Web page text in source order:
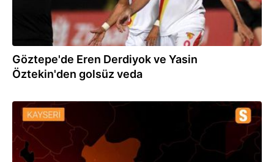
Göztepe'de Eren Derdiyok ve Yasin
Öztekin'den golsüz veda
09.01.2020